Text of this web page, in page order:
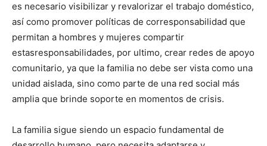
es necesario visibilizar y revalorizar el trabajo doméstico,
así como promover políticas de corresponsabilidad que
permitan a hombres y mujeres compartir
estasresponsabilidades, por ultimo, crear redes de apoyo
comunitario, ya que la familia no debe ser vista como una
unidad aislada, sino como parte de una red social más
amplia que brinde soporte en momentos de crisis.
La familia sigue siendo un espacio fundamental de